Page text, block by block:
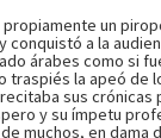
propiamente un
conquistó a la
árabes como si
traspiés la apeó
sus crónicas
y su ímpetu
muchos, en dama